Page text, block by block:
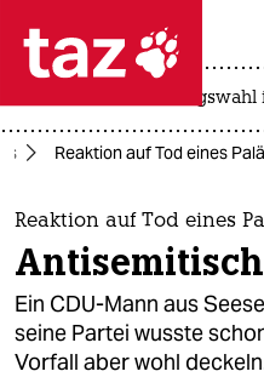
 taz
taz zahl
themen
politik
öko
Reaktion auf Tod eines
Reaktion auf Tod eines
Ein CDU-Mann aus
seine Partei wusste
Vorfall aber wohl